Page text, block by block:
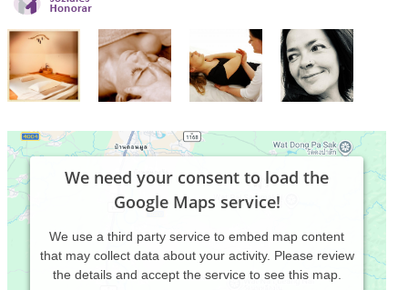
We need your consent to load the
Google Maps service!
We use a third party service to embed map content
that may collect data about your activity. Please review
the details and accept the service to see this map.